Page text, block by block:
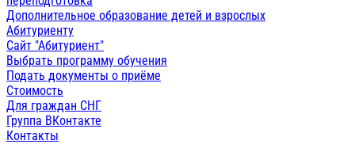
Дополнительное образование детей и взрослых
Абитуриенту
Сайт "Абитуриент"
Выбрать программу обучения
Подать документы о приёме
Стоимость
Для граждан СНГ
Группа ВКонтакте
Контакты